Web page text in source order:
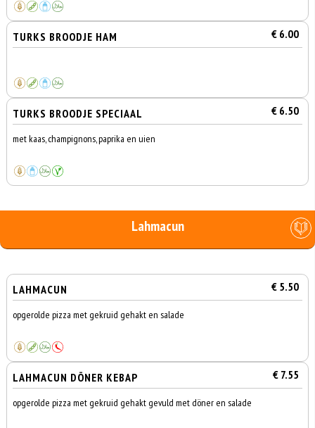
TURKS BROODJE HAM € 6.00
TURKS BROODJE SPECIAAL € 6.50
met kaas, champignons, paprika en uien
Lahmacun
LAHMACUN € 5.50
opgerolde pizza met gekruid gehakt en salade
LAHMACUN DÖNER KEBAP € 7.55
opgerolde pizza met gekruid gehakt gevuld met döner en salade